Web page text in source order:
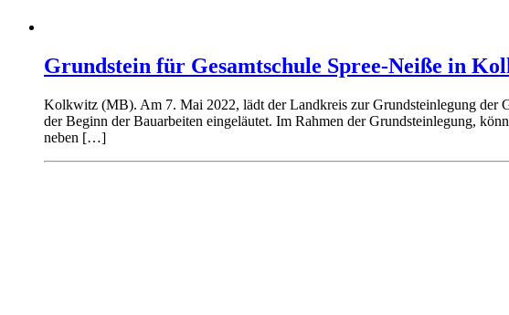
Grundstein für Gesamtschule Spree-Neiße in
Kolkwitz (MB). Am 7. Mai 2022, lädt der Landkreis zur Grundsteinlegung der
der Beginn der Bauarbeiten eingeläutet. Im Rahmen der Grundsteinlegung,
neben […]